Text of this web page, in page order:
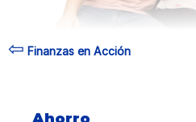
⇦ Finanzas en Acción